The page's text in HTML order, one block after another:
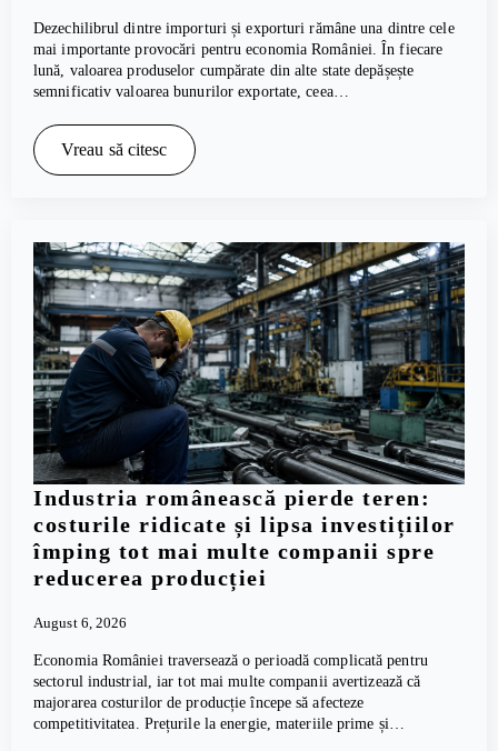
Dezechilibrul dintre importuri și exporturi rămâne una dintre cele
mai importante provocări pentru economia României. În fiecare
lună, valoarea produselor cumpărate din alte state depășește
semnificativ valoarea bunurilor exportate, ceea…
Vreau să citesc
Industria românească pierde teren:
costurile ridicate și lipsa investițiilor
împing tot mai multe companii spre
reducerea producției
August 6, 2026
Economia României traversează o perioadă complicată pentru
sectorul industrial, iar tot mai multe companii avertizează că
majorarea costurilor de producție începe să afecteze
competitivitatea. Prețurile la energie, materiile prime și…